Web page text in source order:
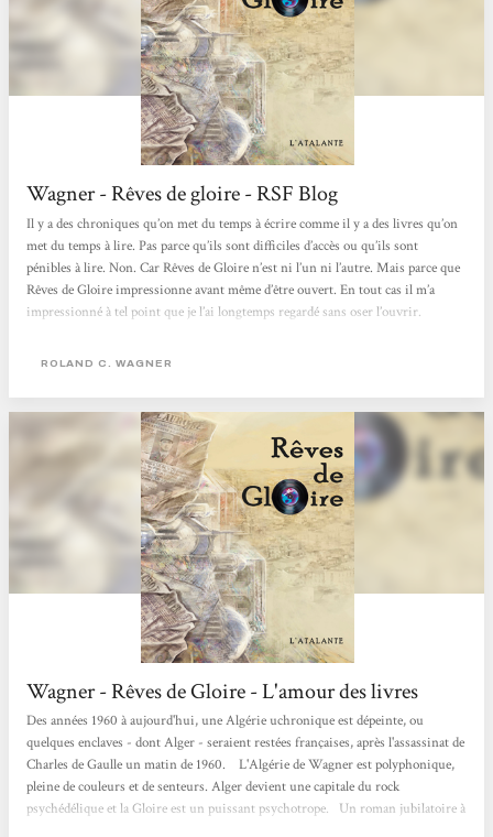
Wagner - Rêves de gloire - RSF Blog
Il y a des chroniques qu’on met du temps à écrire comme il y a des livres qu’on
met du temps à lire. Pas parce qu’ils sont difficiles d’accès ou qu’ils sont
pénibles à lire. Non. Car Rêves de Gloire n’est ni l’un ni l’autre. Mais parce que
Rêves de Gloire impressionne avant même d’être ouvert. En tout cas il m’a
impressionné à tel point que je l’ai longtemps regardé sans oser l’ouvrir.
il n’y a pas de longueurs,...
ROLAND C. WAGNER
Wagner - Rêves de Gloire - L'amour des livres
Des années 1960 à aujourd'hui, une Algérie uchronique est dépeinte, ou
quelques enclaves - dont Alger - seraient restées françaises, après l'assassinat de
Charles de Gaulle un matin de 1960. L'Algérie de Wagner est polyphonique,
pleine de couleurs et de senteurs. Alger devient une capitale du rock
psychédélique et la Gloire est un puissant psychotrope. Un roman jubilatoire à